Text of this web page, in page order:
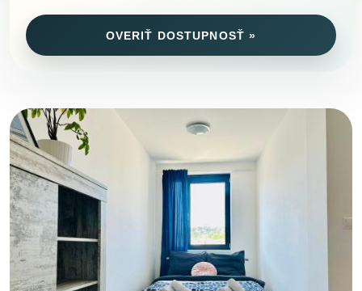
OVERIŤ DOSTUPNOSŤ »